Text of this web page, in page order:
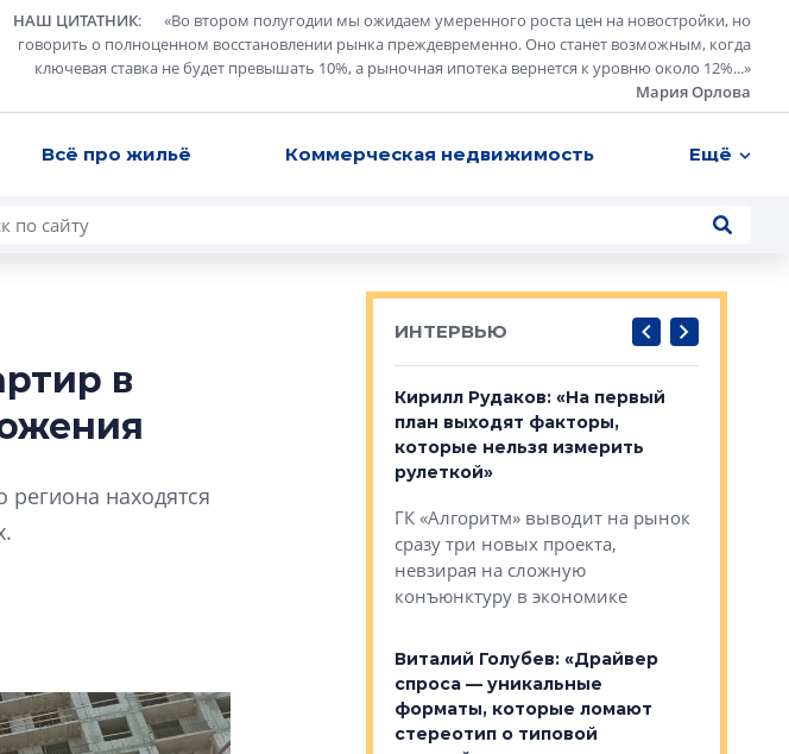
НАШ ЦИТАТНИК: «Во втором полугодии мы ожидаем умеренного роста цен на новостройки, но
говорить о полноценном восстановлении рынка преждевременно. Оно станет возможным, когда
ключевая ставка не будет превышать 10%, а рыночная ипотека вернется к уровню около 12%...»
Мария Орлова
Всё про жильё Коммерческая недвижимость Ещё
в
находятся
ИНТЕРВЬЮ
Сергей Софронов: «Хороший
дизайн проявляется в
Что важнее для современного
– другая компания»
Кирилл Рудаков: «На первый
план выходят факторы,
которые нельзя измерить
рулеткой»
ГК «Алгоритм» выводит на рынок
сразу три новых проекта,
невзирая на сложную
конъюнктуру в экономике
Виталий Голубев: «Драйвер
спроса — уникальные
форматы, которые ломают
стереотип о типовой